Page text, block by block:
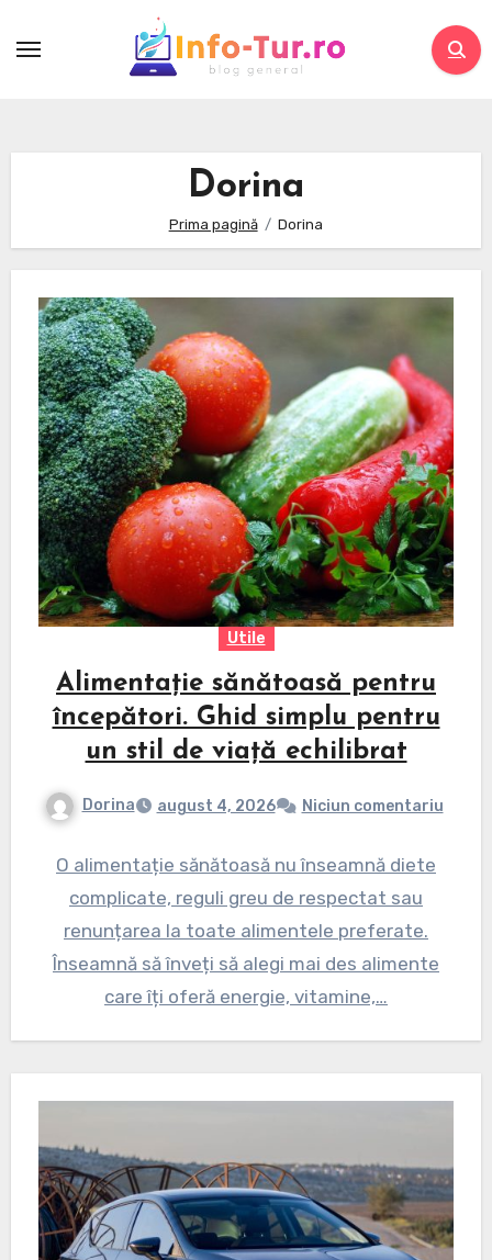
Dorina
Prima pagină Dorina
Utile
Alimentație sănătoasă pentru
începători. Ghid simplu pentru
un stil de viață echilibrat
Dorina august 4, 2026 Niciun comentariu
O alimentație sănătoasă nu înseamnă diete
complicate, reguli greu de respectat sau
renunțarea la toate alimentele preferate.
Înseamnă să înveți să alegi mai des alimente
care îți oferă energie, vitamine,…